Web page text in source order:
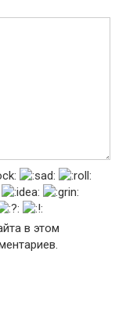
в этом